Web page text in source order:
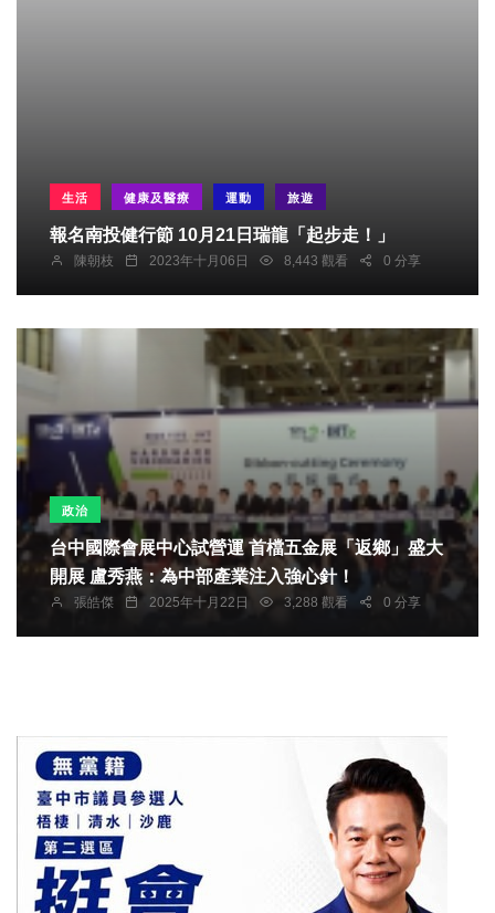
生活 健康及醫療 運動 旅遊
報名南投健行節 10月21日瑞龍「起步走！」
陳朝枝 2023年十月06日 8,443 觀看 0 分享
政治
台中國際會展中心試營運 首檔五金展「返鄉」盛大
開展 盧秀燕：為中部產業注入強心針！
張皓傑 2025年十月22日 3,288 觀看 0 分享